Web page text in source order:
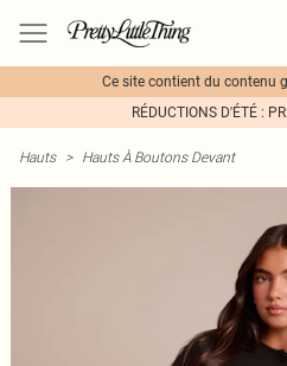
Ce site contient du contenu
RÉDUCTIONS D'ÉTÉ :
Hauts > Hauts À Boutons Devant